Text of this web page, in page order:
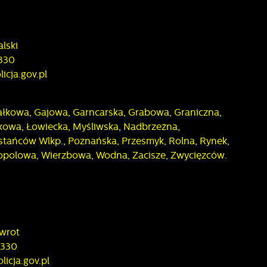
Gajowa, Garncarska, Grabowa, Graniczna,
Łowiecka, Myśliwska, Nadbrzeżna,
Wlkp., Poznańska, Przesmyk, Rolna, Rynek,
Wierzbowa, Wodna, Zacisze, Zwycięzców.